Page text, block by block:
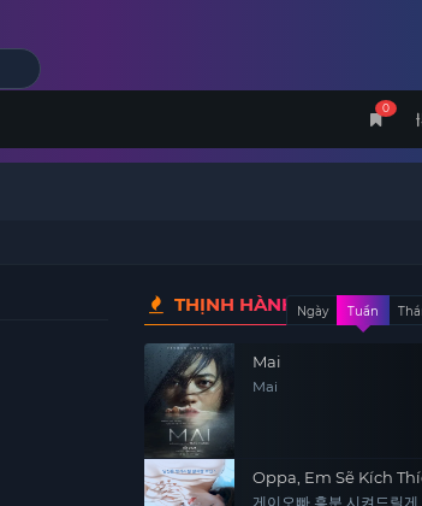
0
THỊNH HÀNHNgày Tuần
Mai
Mai
Oppa, Em Sẽ Kích
게이오빠 흥분 시켜드릴게